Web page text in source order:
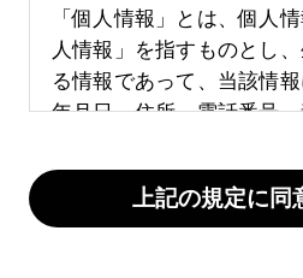
「個人情報」とは、個人
人情報」を指すものとし
る情報であって、当該情
年月日、住所、電話番号
貌、指紋、声紋にかかる
証の保険者番号などの当